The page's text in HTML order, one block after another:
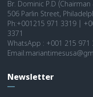
Br. Dominic P.D
506 Parlin Street,
Ph:+001215 971 3319 |
3371
WhatsApp : +001 215 971
Newsletter